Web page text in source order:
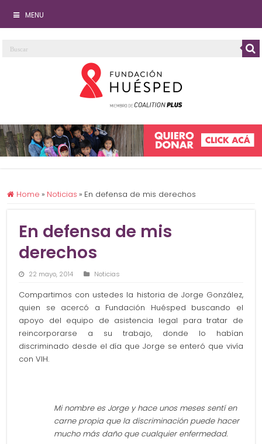
MENU
Home » Noticias » En defensa de mis derechos
En defensa de mis
derechos
22 mayo, 2014 Noticias
Compartimos con ustedes la historia de Jorge González,
quien se acercó a Fundación Huésped buscando el
apoyo del equipo de asistencia legal para tratar de
reincorporarse a su trabajo, donde lo habían
discriminado desde el día que Jorge se enteró que vivía
con VIH.
Mi nombre es Jorge y hace unos meses sentí en
carne propia que la discriminación puede hacer
mucho más daño que cualquier enfermedad.